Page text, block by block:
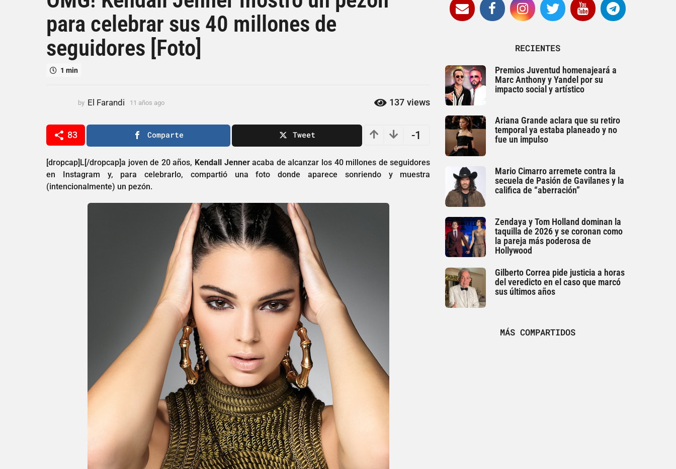
a
o
a
ñ
s
a
g
o
para celebrar sus 40 millones de
seguidores [Foto]
1 min
by El Farandi 11 años ago
a
o
137 views
83 -1
Comparte Tweet
[dropcap]L[/dropcap]a joven de 20 años, Kendall Jenneracaba de alcanzar los 40 millones de seguidores
en Instagram y, para celebrarlo, compartió una foto donde aparece sonriendo y muestra
(intencionalmente) un pezón.
RECIENTES
Premios Juventud homenajeará a
Marc Anthony y Yandel por su
impacto social y artístico
Ariana Grande aclara que su retiro
temporal ya estaba planeado y no
fue un impulso
Mario Cimarro arremete contra la
secuela de Pasión de Gavilanes y la
califica de “aberración”
Zendaya y Tom Holland dominan la
taquilla de 2026 y se coronan como
la pareja más poderosa de
Hollywood
Gilberto Correa pide justicia a horas
del veredicto en el caso que marcó
sus últimos años
MÁS COMPARTIDOS